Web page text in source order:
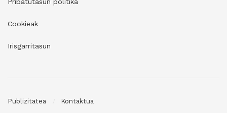
Cookieak
Irisgarritasun
Publizitatea Kontaktua